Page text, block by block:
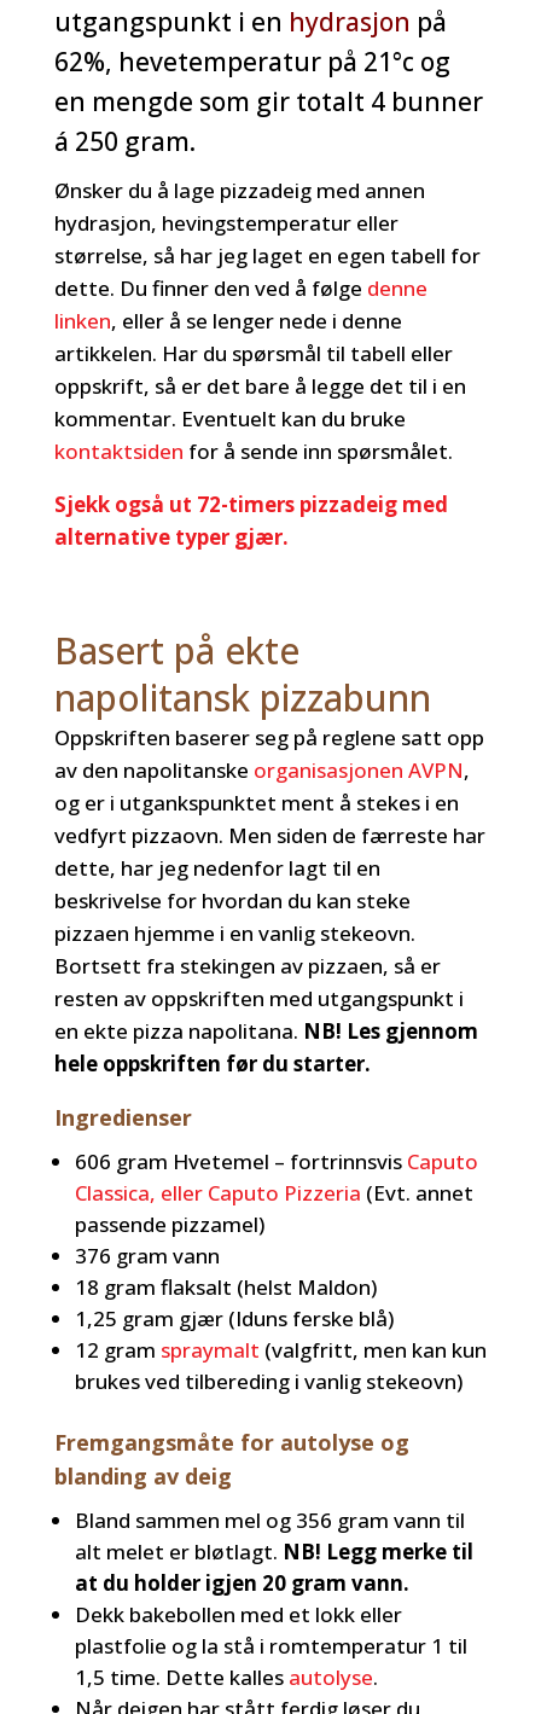
utgangspunkt i en hydrasjon på
62%, hevetemperatur på 21°c og
en mengde som gir totalt 4 bunner
á 250 gram.
Ønsker du å lage pizzadeig med annen
hydrasjon, hevingstemperatur eller
størrelse, så har jeg laget en egen tabell for
dette. Du finner den ved å følge denne
linken, eller å se lenger nede i denne
artikkelen. Har du spørsmål til tabell eller
oppskrift, så er det bare å legge det til i en
kommentar. Eventuelt kan du bruke
kontaktsiden for å sende inn spørsmålet.
Sjekk også ut 72-timers pizzadeig med
alternative typer gjær.
Basert på ekte
napolitansk pizzabunn
Oppskriften baserer seg på reglene satt opp
av den napolitanske organisasjonen AVPN,
og er i utgankspunktet ment å stekes i en
vedfyrt pizzaovn. Men siden de færreste har
dette, har jeg nedenfor lagt til en
beskrivelse for hvordan du kan steke
pizzaen hjemme i en vanlig stekeovn.
Bortsett fra stekingen av pizzaen, så er
resten av oppskriften med utgangspunkt i
en ekte pizza napolitana. NB! Les gjennom
hele oppskriften før du starter.
Ingredienser
606 gram Hvetemel – fortrinnsvis Caputo
Classica, eller Caputo Pizzeria (Evt. annet
passende pizzamel)
376 gram vann
18 gram flaksalt (helst Maldon)
1,25 gram gjær (Iduns ferske blå)
12 gram spraymalt (valgfritt, men kan kun
brukes ved tilbereding i vanlig stekeovn)
Fremgangsmåte for autolyse og
blanding av deig
Bland sammen mel og 356 gram vann til
alt melet er bløtlagt. NB! Legg merke til
at du holder igjen 20 gram vann.
Dekk bakebollen med et lokk eller
plastfolie og la stå i romtemperatur 1 til
1,5 time. Dette kalles autolyse.
Når deigen har stått ferdig løser du